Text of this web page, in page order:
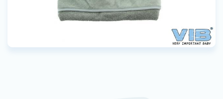
Devenir un revendeur